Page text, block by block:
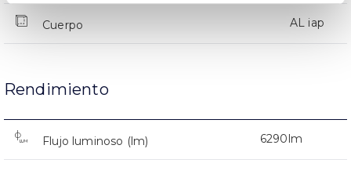
Cuerpo AL iap
Rendimiento
Flujo luminoso (lm) 6290lm